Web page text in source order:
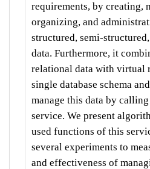
requirements, by creating,
organizing, and
structured, semi-
data. Furthermore, it
relational data with virtual
single database schema
manage this data by
service. We present
used functions of this
several experiments to
and effectiveness of